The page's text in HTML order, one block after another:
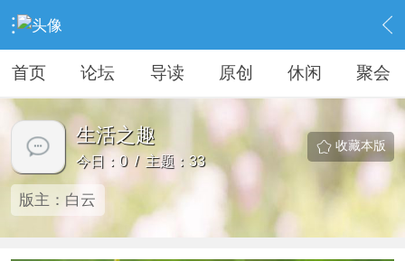
› KAIPINGREN › 生活之趣
首页 论坛 导读 原创 休闲 聚会
生活之趣
今日：0 / 主题：33
收藏本版
版主： 白云